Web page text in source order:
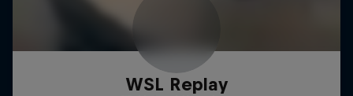
WSL Replay